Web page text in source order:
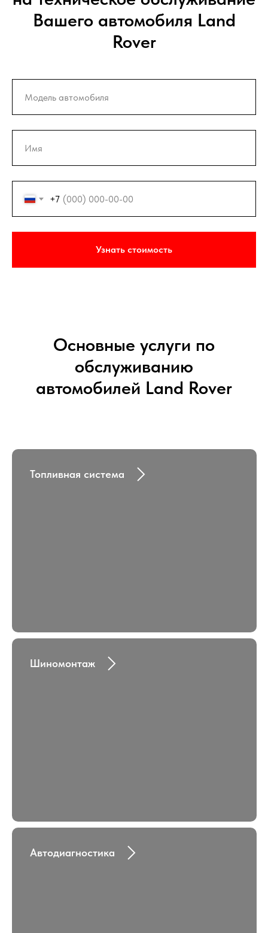
Вашего автомобиля Land
Rover
+7
Узнать стоимость
Основные услуги по
обслуживанию
автомобилей Land Rover
Топливная система
Шиномонтаж
Автодиагностика